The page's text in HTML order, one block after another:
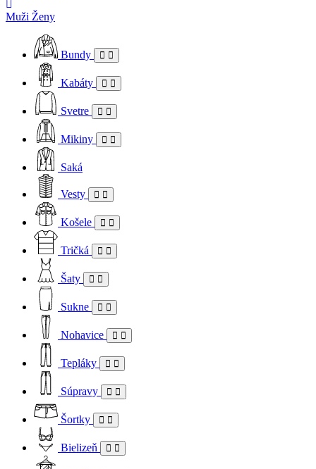
Muži Ženy
Bundy
Kabáty
Svetre
Mikiny
Saká
Vesty
Košele
Tričká
Šaty
Sukne
Nohavice
Tepláky
Súpravy
Šortky
Bielizeň